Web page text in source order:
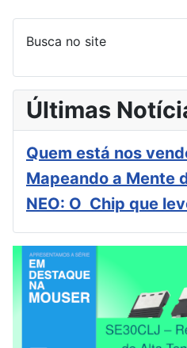
Busca no site
Últimas
Quem está nos
Mapeando a Mente
NEO: O Chip que